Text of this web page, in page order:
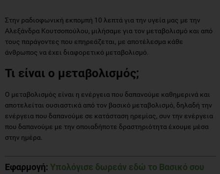
Στην ραδιοφωνική εκπομπή 10 λεπτά για την υγεία μας με την
Αλεξάνδρα Κουτσοπούλου, μιλήσαμε για τον μεταβολισμό και από
τους παράγοντες που επηρεάζεται, με αποτέλεσμα κάθε
άνθρωπος να έχει διαφορετικό μεταβολισμό.
Τι είναι ο μεταβολισμός;
Ο μεταβολισμός είναι η ενέργεια που δαπανούμε καθημερινά και
αποτελείται ουσιαστικά από τον βασικό μεταβολισμό, δηλαδή την
ενέργεια που δαπανούμε σε κατάσταση ηρεμίας, συν την ενέργεια
που δαπανούμε με την οποιαδήποτε δραστηριότητα έχουμε μέσα
στην ημέρα.
Εφαρμογή: Υπολόγισε δωρεάν εδώ το Βασικό σου